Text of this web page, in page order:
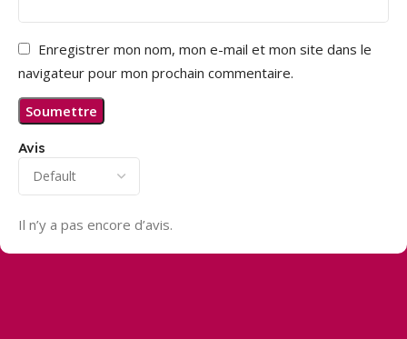
Avis
Il n’y a pas encore d’avis.
Enregistrer mon nom, mon e-mail et mon site dans le
navigateur pour mon prochain commentaire.